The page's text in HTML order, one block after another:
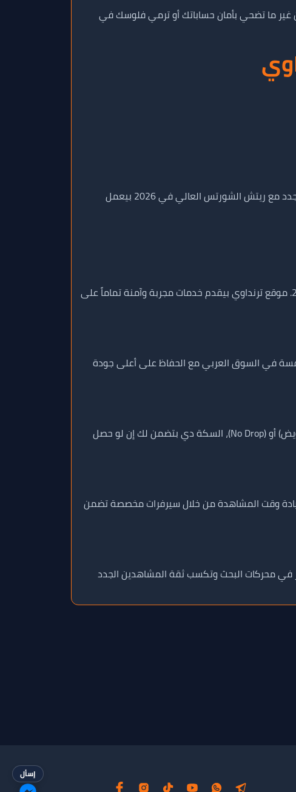
إسأل
ما تضحي بأمان حساباتك أو ترمي فلوسك في
لما تشتري مشتركين يوتيوب، حاول بالتوازي تنزل فيديوهات قصيرة (YouTube Shorts) بانتظام. دمج المشتركين الجدد مع ريتش الشورتس العالي في 2026 بيعمل
من الآخر، لأ طالما بتشتري من مكان موثوق بيستخدم حسابات بجودة عالية وضخ آمن متوافق مع خوارزميات 2026. موقع ترنداوي بيقدم خدمات مجربة وآمنة تماماً على
في السوق العربي مع الحفاظ على أعلى جودة
الخدمات العادية ممكن تنقص، عشان كده في ترنداوي بننصحك دايماً باختيار الخدمات المكتوب جنبها (ضمان تعويض) أو (No Drop)، السكة دي بتضمن لك إن لو حصل
وقت المشاهدة من خلال سيرفرات مخصصة تضمن
في محركات البحث وتكسب ثقة المشاهدين الجدد